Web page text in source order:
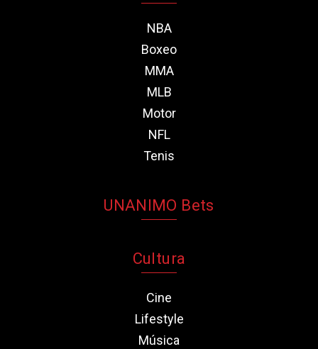
NBA
Boxeo
MMA
MLB
Motor
NFL
Tenis
UNANIMO Bets
Cultura
Cine
Lifestyle
Música